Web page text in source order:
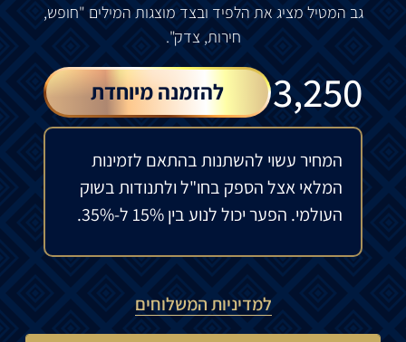
גב המטיל מציג את הלפיד ובצד מוצגות המילים "חופש,
חירות,צדק".
3,250
₪ להזמנה מיוחדת
המחיר עשוי להשתנות בהתאם לזמינות
המלאי אצל הספק בחו"ל ולתנודות בשוק
העולמי. הפער יכול לנוע בין 15% ל-35%.
למדיניות המשלוחים